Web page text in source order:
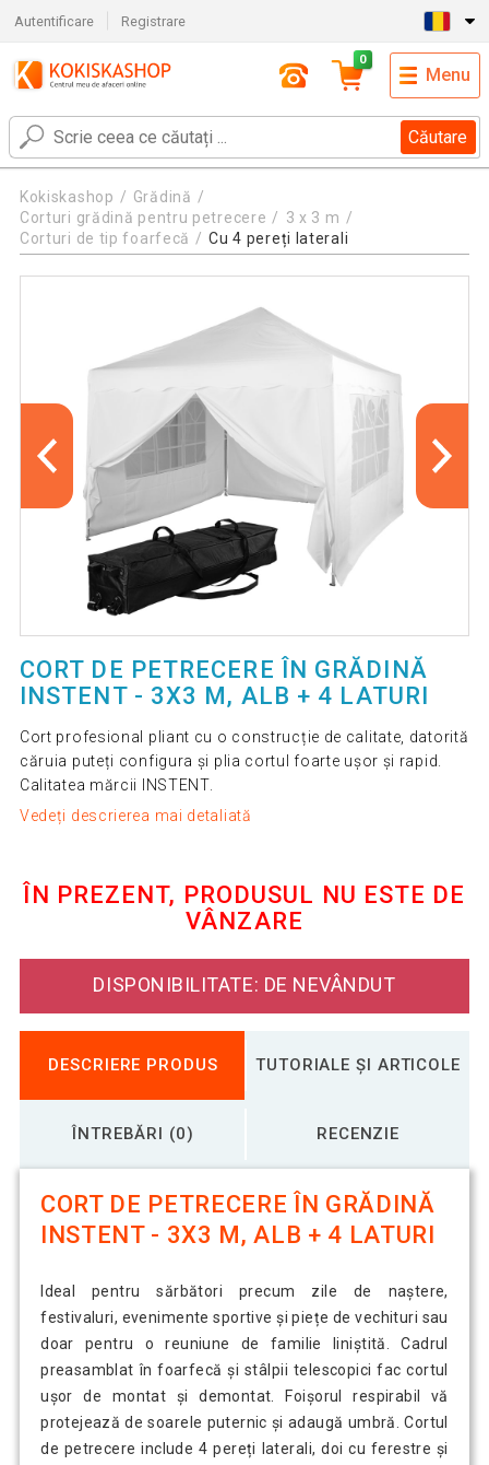
Autentificare Registrare
Căutare
0
Menu
Kokiskashop
Grădină
Corturi grădină pentru petrecere
3 x 3 m
Corturi de tip foarfecă
Cu 4 pereți laterali
CORT DE PETRECERE ÎN GRĂDINĂ
INSTENT - 3X3 M, ALB + 4 LATURI
Cort profesional pliant cu o construcție de calitate, datorită
căruia puteți configura și plia cortul foarte ușor și rapid.
Calitatea mărcii INSTENT.
Vedeți descrierea mai detaliată
ÎN PREZENT, PRODUSUL NU ESTE DE
VÂNZARE
DISPONIBILITATE: DE NEVÂNDUT
DESCRIERE PRODUS TUTORIALE ȘI ARTICOLE
ÎNTREBĂRI (0) RECENZIE
CORT DE PETRECERE ÎN GRĂDINĂ
INSTENT - 3X3 M, ALB + 4 LATURI
Ideal pentru sărbători precum zile de naștere,
festivaluri, evenimente sportive și piețe de vechituri sau
doar pentru o reuniune de familie liniștită. Cadrul
preasamblat în foarfecă și stâlpii telescopici fac cortul
ușor de montat și demontat. Foișorul respirabil vă
protejează de soarele puternic și adaugă umbră. Cortul
de petrecere include 4 pereți laterali, doi cu ferestre și